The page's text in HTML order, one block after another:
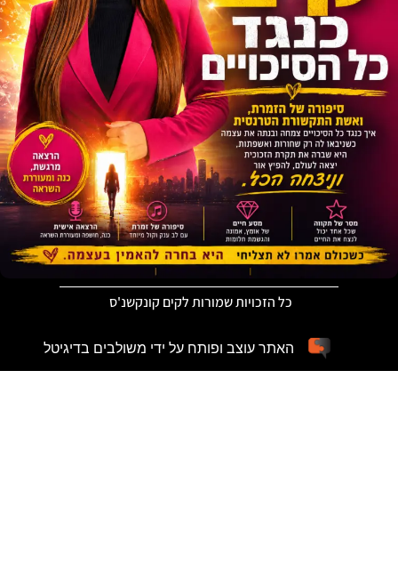
כל הזכויות שמורות לקים קונקשנ'ס
האתר עוצב ופותח על ידי משולבים בדיגיטל